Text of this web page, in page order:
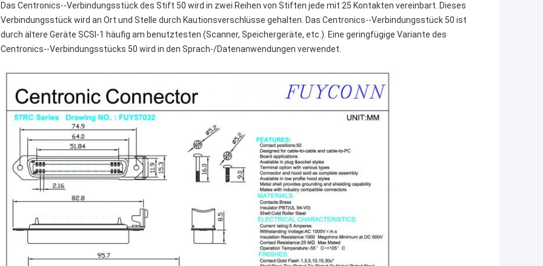
Das Centronics--Verbindungsstück des Stift 50 wird in zwei Reihen von Stiften jede mit 25 Kontakten vereinbart. Dieses
Verbindungsstück wird an Ort und Stelle durch Kautionsverschlüsse gehalten. Das Centronics--Verbindungsstück 50 ist
durch ältere Geräte SCSI-1 häufig am benutztesten (Scanner, Speichergeräte, etc.). Eine geringfügige Variante des
Centronics--Verbindungsstücks 50 wird in den Sprach-/Datenanwendungen verwendet.